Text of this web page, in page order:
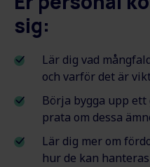
sig:
Lär dig vad
och varför det är
Börja bygga upp
prata om dessa
Lär dig mer om
hur de kan hanteras